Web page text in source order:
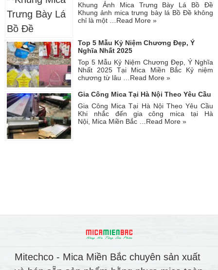
Khung Ảnh Mica Trưng Bày Lá Bồ Đề
Khung ảnh mica trưng bày lá Bồ Đề không
chỉ là một … Read More »
Top 5 Mẫu Kỷ Niệm Chương Đẹp, Ý
Nghĩa Nhất 2025
Top 5 Mẫu Kỷ Niệm Chương Đẹp, Ý Nghĩa
Nhất 2025 Tại Mica Miền Bắc Kỷ niệm
chương từ lâu … Read More »
Gia Công Mica Tại Hà Nội Theo Yêu Cầu
Gia Công Mica Tại Hà Nội Theo Yêu Cầu
Khi nhắc đến gia công mica tại Hà
Nội, Mica Miền Bắc … Read More »
Mitechco - Mica Miền Bắc chuyên sản xuất